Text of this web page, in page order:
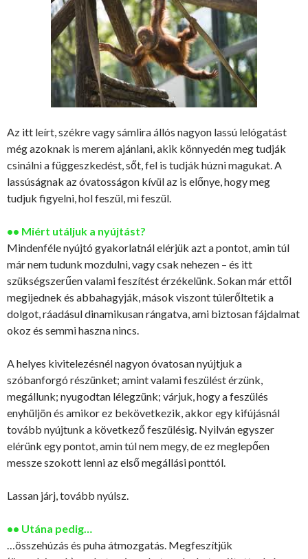
Az itt leírt, székre vagy sámlira állós nagyon lassú lelógatást
még azoknak is merem ajánlani, akik könnyedén meg tudják
csinálni a függeszkedést, sőt, fel is tudják húzni magukat. A
lassúságnak az óvatosságon kívül az is előnye, hogy meg
tudjuk figyelni, hol feszül, mi feszül.
•• Miért utáljuk a nyújtást?
Mindenféle nyújtó gyakorlatnál elérjük azt a pontot, amin túl
már nem tudunk mozdulni, vagy csak nehezen – és itt
szükségszerűen valami feszítést érzékelünk. Sokan már ettől
megijednek és abbahagyják, mások viszont túlerőltetik a
dolgot, ráadásul dinamikusan rángatva, ami biztosan fájdalmat
okoz és semmi haszna nincs.
A helyes kivitelezésnél nagyon óvatosan nyújtjuk a
szóbanforgó részünket; amint valami feszülést érzünk,
megállunk; nyugodtan lélegzünk; várjuk, hogy a feszülés
enyhüljön és amikor ez bekövetkezik, akkor egy kifújásnál
tovább nyújtunk a következő feszülésig. Nyilván egyszer
elérünk egy pontot, amin túl nem megy, de ez meglepően
messze szokott lenni az első megállási ponttól.
Lassan járj, tovább nyúlsz.
•• Utána pedig…
…összehúzás és puha átmozgatás. Megfeszítjük